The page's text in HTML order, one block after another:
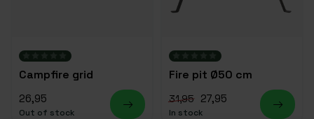
Campfire grid
26,95
Out of stock
Fire pit Ø50 cm
31,95 27,95
In stock